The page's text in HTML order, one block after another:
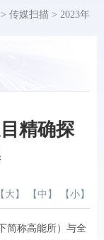
> 传媒扫描 > 2023年
精确探
【 大 】 【 中 】 【 小 】
称高能所）与全